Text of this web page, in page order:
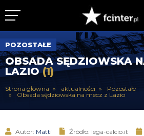
KLUB
DRUŻYNA
SERIE A
PUCHARY
DLA TIFOSICH
POZOSTAŁE
OBSADA SĘDZIOWSKA
LAZIO(1)
Strona główna aktualności
Pozostałe
Obsada sędziowska na mecz z Lazio
Autor: Matti Źródło: lega-calcio.it